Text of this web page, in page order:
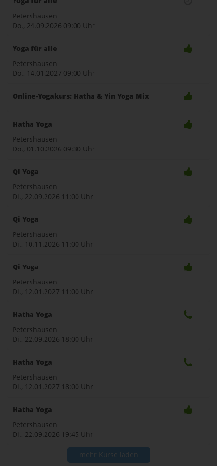
Petershausen
Do., 24.09.2026 09:00 Uhr
Yoga für alle
Petershausen
Do., 14.01.2027 09:00 Uhr
Online-Yogakurs: Hatha & Yin Yoga Mix
Hatha Yoga
Petershausen
Do., 01.10.2026 09:30 Uhr
Qi Yoga
Petershausen
Di., 22.09.2026 11:00 Uhr
Qi Yoga
Petershausen
Di., 10.11.2026 11:00 Uhr
Qi Yoga
Petershausen
Di., 12.01.2027 11:00 Uhr
Hatha Yoga
Petershausen
Di., 22.09.2026 18:00 Uhr
Hatha Yoga
Petershausen
Di., 12.01.2027 18:00 Uhr
Hatha Yoga
Petershausen
Di., 22.09.2026 19:45 Uhr
mehr Kurse laden